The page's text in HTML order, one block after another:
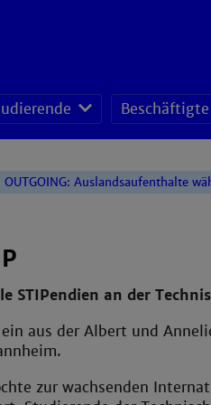
Beschäftigte
OUTGOING: Auslandsaufenthalte
STIPendien an der
aus der Albert und
zur wachsenden